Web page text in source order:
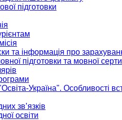
підготовки
та інформація про
підготовки та мовної
Україна". Особливості
зв’язків
освіти